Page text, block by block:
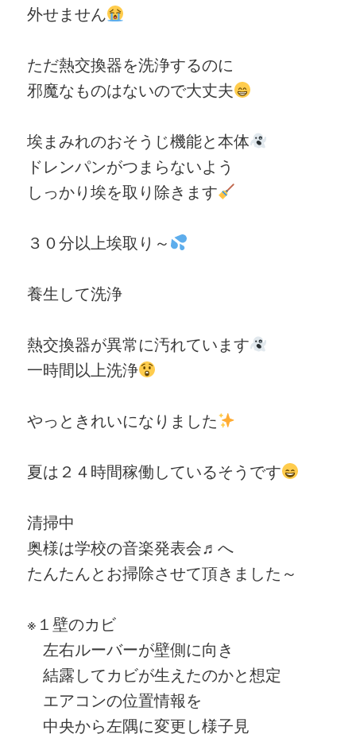
外せません
ただ熱交換器を洗浄するのに
邪魔なものはないので大丈夫
埃まみれのおそうじ機能と本体
ドレンパンがつまらないよう
しっかり埃を取り除きます
３０分以上埃取り～
養生して洗浄
熱交換器が異常に汚れています
一時間以上洗浄
やっときれいになりました
夏は２４時間稼働しているそうです
清掃中
奥様は学校の音楽発表会♬へ
たんたんとお掃除させて頂きました～
※１壁のカビ
左右ルーバーが壁側に向き
結露してカビが生えたのかと想定
エアコンの位置情報を
中央から左隅に変更し様子見